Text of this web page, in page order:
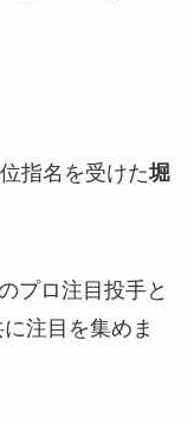
指名を受けた堀
プロ注目投手と
注目を集めま